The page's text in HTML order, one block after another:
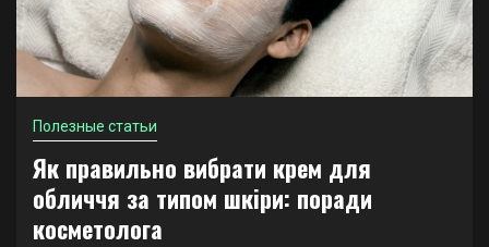
Полезные статьи
Як правильно вибрати крем для
обличчя за типом шкіри: поради
косметолога